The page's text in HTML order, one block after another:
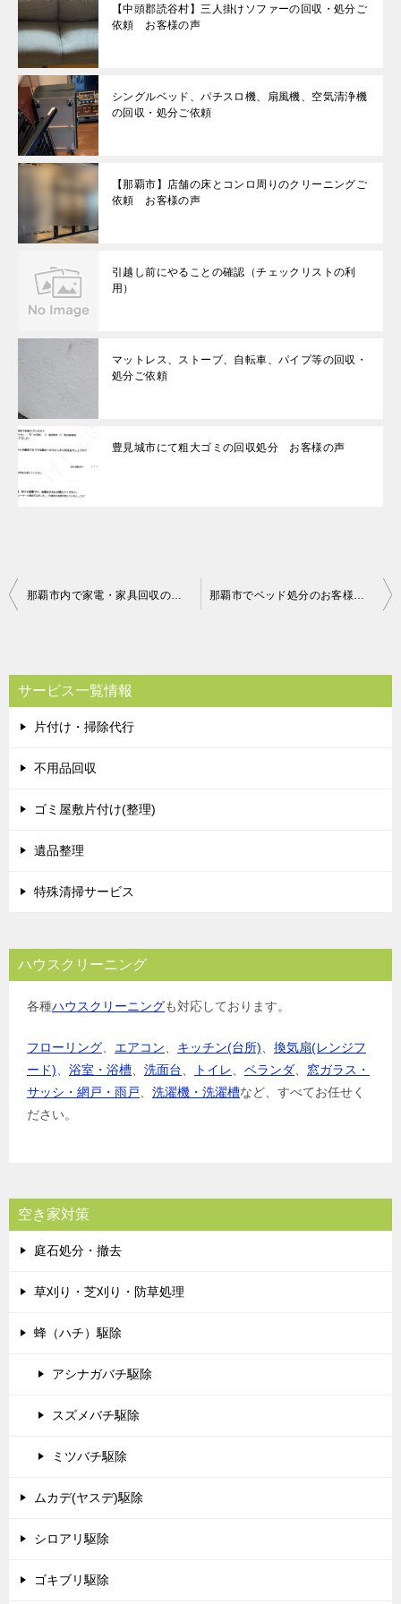
【中頭郡読谷村】三人掛けソファーの回収・処分ご
依頼 お客様の声
シングルベッド、パチスロ機、扇風機、空気清浄機
の回収・処分ご依頼
【那覇市】店舗の床とコンロ周りのクリーニングご
依頼 お客様の声
引越し前にやることの確認（チェックリストの利
用）
マットレス、ストーブ、自転車、パイプ等の回収・
処分ご依頼
豊見城市にて粗大ゴミの回収処分 お客様の声
投
ビ
ゲ
ー
シ
那覇市内で家電・家具回収のお客様の声 那覇市でベッド処分のお客様の声
サービス一覧情報
片付け・掃除代行
不用品回収
ゴミ屋敷片付け(整理)
遺品整理
特殊清掃サービス
ハウスクリーニング
各種ハウスクリーニングも対応しております。
フローリング、 エアコン、 キッチン(台所)、 換気扇(レンジフ
ード)、 浴室・浴槽、 洗面台、 トイレ、 ベランダ、 窓ガラス・
サッシ・網戸・雨戸、 洗濯機・洗濯槽など、すべてお任せく
ださい。
空き家対策
庭石処分・撤去
草刈り・芝刈り・防草処理
蜂（ハチ）駆除
アシナガバチ駆除
スズメバチ駆除
ミツバチ駆除
ムカデ(ヤスデ)駆除
シロアリ駆除
ゴキブリ駆除